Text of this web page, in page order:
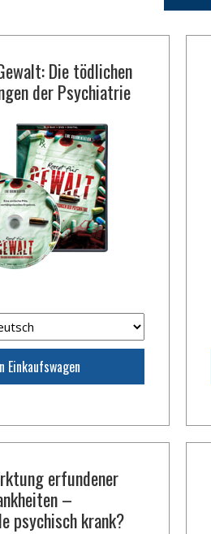
Die tödlichen
der Psychiatrie
Einkaufswagen
erfundener
–
psychisch krank?